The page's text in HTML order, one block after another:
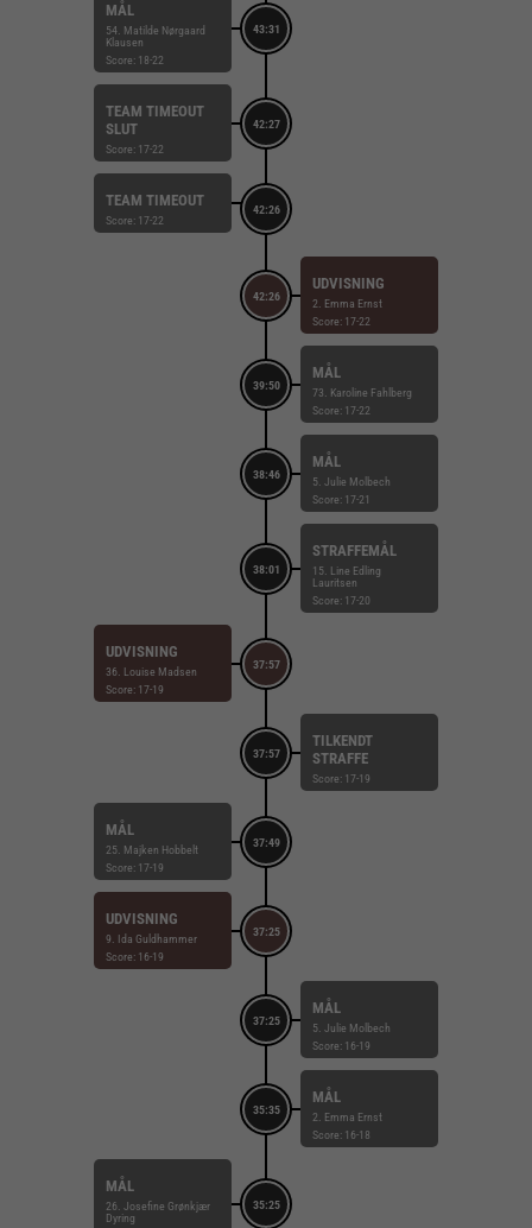
43:31
MÅL
54. Matilde Nørgaard
Klausen
Score: 18-22
42:27
TEAM TIMEOUT
SLUT
Score: 17-22
42:26
TEAM TIMEOUT
Score: 17-22
42:26
UDVISNING
2. Emma Ernst
Score: 17-22
39:50
MÅL
73. Karoline Fahlberg
Score: 17-22
38:46
MÅL
5. Julie Molbech
Score: 17-21
38:01
STRAFFEMÅL
15. Line Edling
Lauritsen
Score: 17-20
37:57
UDVISNING
36. Louise Madsen
Score: 17-19
37:57
TILKENDT
STRAFFE
Score: 17-19
37:49
MÅL
25. Majken Hobbelt
Score: 17-19
37:25
UDVISNING
9. Ida Guldhammer
Score: 16-19
37:25
MÅL
5. Julie Molbech
Score: 16-19
35:35
MÅL
2. Emma Ernst
Score: 16-18
35:25
MÅL
26. Josefine Grønkjær
Dyring